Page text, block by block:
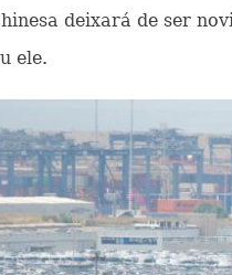
deixará de ser
ele.